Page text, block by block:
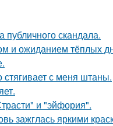
скандала.
и ожиданием тёплых
стягивает с меня штаны.
и "эйфория".
зажглась яркими